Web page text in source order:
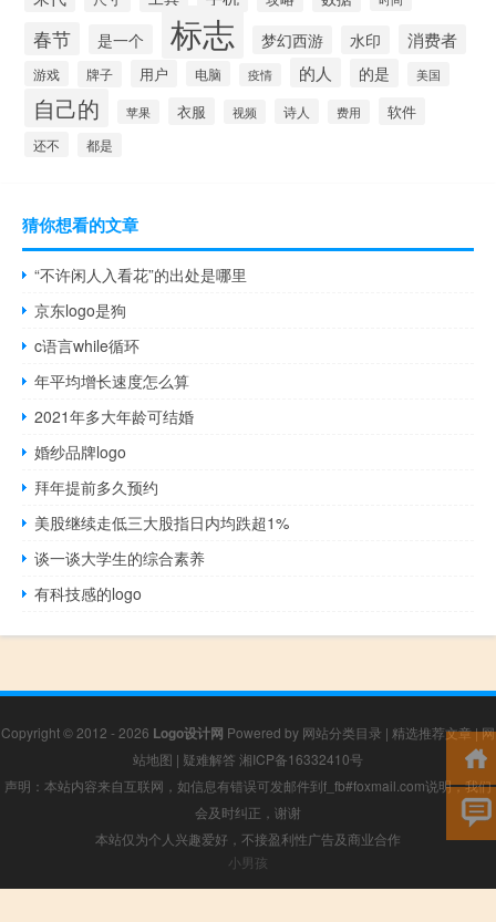
春节 是一个 标志 梦幻西游 水印 消费者
游戏 牌子 用户 电脑 疫情 的人 的是 美国
自己的 苹果 衣服 视频 诗人 费用 软件
还不 都是
猜你想看的文章
“不许闲人入看花”的出处是哪里
京东logo是狗
c语言while循环
年平均增长速度怎么算
2021年多大年龄可结婚
婚纱品牌logo
拜年提前多久预约
美股继续走低三大股指日内均跌超1%
谈一谈大学生的综合素养
有科技感的logo
Copyright © 2012 - 2026 Logo设计网 Powered by 网站分类目录 | 精选推荐文章|网
站地图 | 疑难解答 湘ICP备16332410号
声明：本站内容来自互联网，如信息有错误可发邮件到f_fb#foxmail.com说明，我们
会及时纠正，谢谢
本站仅为个人兴趣爱好，不接盈利性广告及商业合作
小男孩